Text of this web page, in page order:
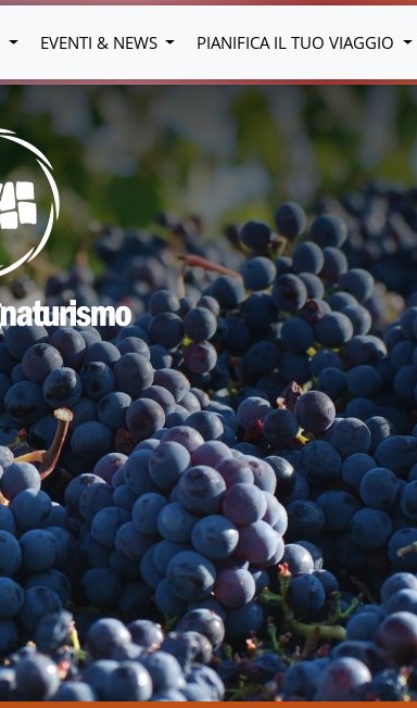
EVENTI & NEWS PIANIFICA IL TUO VIAGGIO